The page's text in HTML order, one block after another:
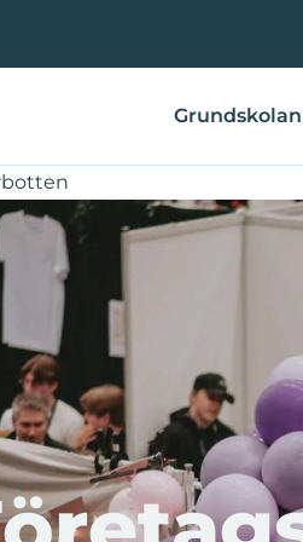
Grundskolan